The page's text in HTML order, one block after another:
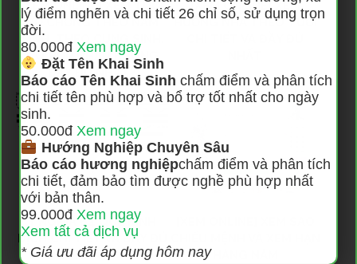
[XEM ONLINE] XEM TUỔI
VỢ CHỒNG THEO NĂM
SINH, THEO CUNG SINH,
CÓ HỢP NHAU KHÔNG
ĐẦY ĐỦ NHẤT?
[XEM ONLINE] XEM
HƯỚNG NHÀ THEO TUỔI
Ý NGHĨA 64 QUẺ KINH
DỊCH CHI TIẾT VÀ ĐẦY ĐỦ
NHẤT
lý điểm nghẽn và chi tiết 26 chỉ số, sử dụng trọn
đời.
80.000đ Xem ngay
Đặt Tên Khai Sinh
Báo cáo Tên Khai Sinh chấm điểm và phân tích
chi tiết tên phù hợp và bổ trợ tốt nhất cho ngày
sinh.
50.000đ Xem ngay
Hướng Nghiệp Chuyên Sâu
Báo cáo hương nghiệpchấm điểm và phân tích
chi tiết, đảm bảo tìm được nghề phù hợp nhất
với bản thân.
99.000đ Xem ngay
Xem tất cả dịch vụ
* Giá ưu đãi áp dụng hôm nay